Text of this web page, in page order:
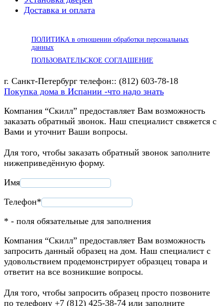
Доставка и оплата
ПОЛИТИКА в отношении обработки персональных
данных
ПОЛЬЗОВАТЕЛЬСКОЕ СОГЛАШЕНИЕ
г. Санкт-Петербург телефон:: (812) 603-78-18
Покупка дома в Испании -что надо знать
Компания “Скилл” предоставляет Вам возможность
заказать обратный звонок. Наш специалист свяжется с
Вами и уточнит Ваши вопросы.
Для того, чтобы заказать обратный звонок заполните
нижеприведённую форму.
Имя
Телефон*
* - поля обязательные для заполнения
Компания “Скилл” предоставляет Вам возможность
запросить данный образец на дом. Наш специалист с
удовольствием продемонстрирует образцец товара и
ответит на все возникшие вопросы.
Для того, чтобы запросить образец просто позвоните
по телефону +7 (812) 425-38-74 или заполните